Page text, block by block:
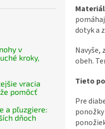
v
kroky,
vracia
pomôcť
a pľuzgiere:
dňoch
dotyk a
Navyše,
obeh.
Tieto
Pre